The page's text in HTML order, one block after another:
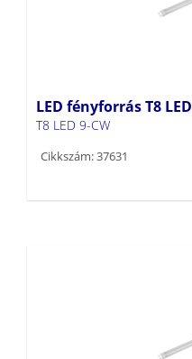
LED fényforrás T8 LED
T8 LED 9-CW
Cikkszám: 37631